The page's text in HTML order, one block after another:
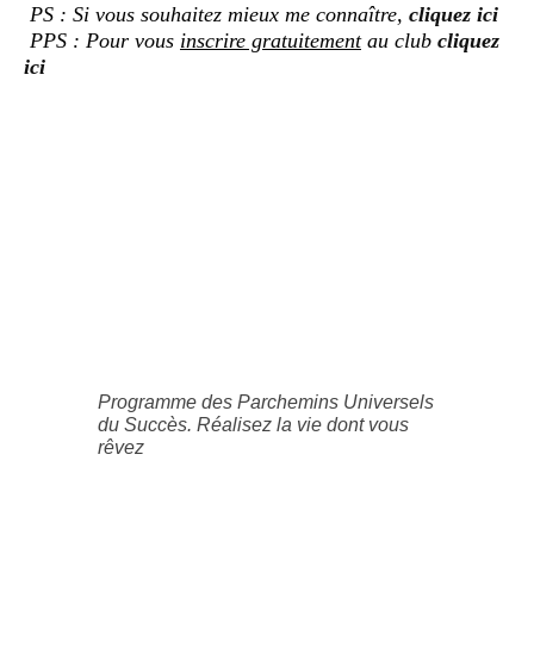
PS : Si vous souhaitez mieux me connaître, cliquez ici
PPS : Pour vous inscrire gratuitementau club cliquez
ici
Programme des Parchemins Universels
du Succès. Réalisez la vie dont vous
rêvez